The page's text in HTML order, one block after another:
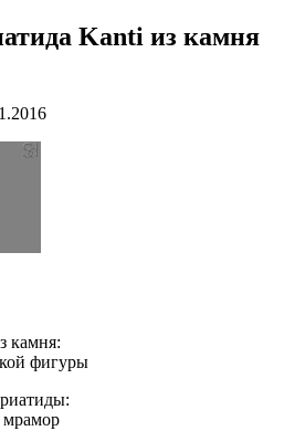
Kanti из камня
камня:
фигуры
мрамор